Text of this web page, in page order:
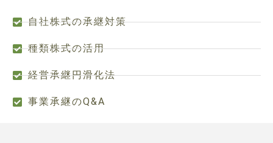
自社株式の承継対策
種類株式の活用
経営承継円滑化法
事業承継のQ&A